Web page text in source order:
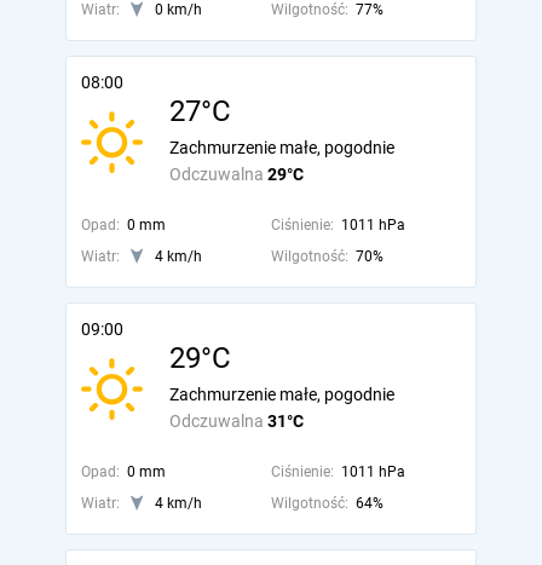
Wiatr:
0 km/h Wilgotność: 77%
08:00
27°C
Odczuwalna 29°C
Zachmurzenie małe, pogodnie
Opad: 0 mm Ciśnienie: 1011 hPa
Wiatr:
4 km/h Wilgotność: 70%
09:00
29°C
Odczuwalna 31°C
Zachmurzenie małe, pogodnie
Opad: 0 mm Ciśnienie: 1011 hPa
Wiatr:
4 km/h Wilgotność: 64%